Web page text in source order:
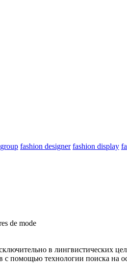
fashion designer fashion display
de mode
в лингвистических
с помощью технологии поиска